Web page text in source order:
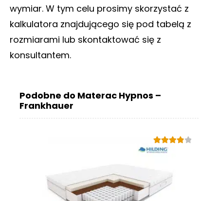
wymiar. W tym celu prosimy skorzystać z
kalkulatora znajdującego się pod tabelą z
rozmiarami lub skontaktować się z
konsultantem.
Podobne do Materac Hypnos –
Frankhauer
Oceniono